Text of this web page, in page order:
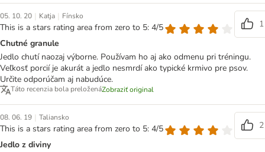
05. 10. 20 | Katja | Fínsko
This is a stars rating area from zero to 5: 4/5
1
Chutné granule
Jedlo chutí naozaj výborne. Používam ho aj ako odmenu pri tréningu.
Veľkosť porcií je akurát a jedlo nesmrdí ako typické krmivo pre psov.
Určite odporúčam aj nabudúce.
Táto recenzia bola preloženáZobraziť original
08. 06. 19 | Taliansko
This is a stars rating area from zero to 5: 4/5
2
Jedlo z diviny